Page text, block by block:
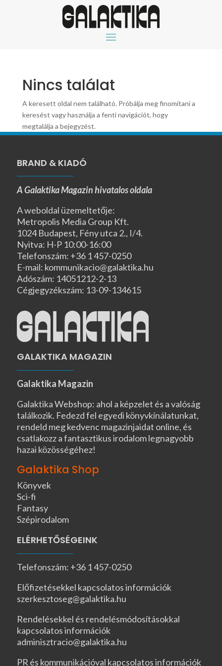
Nincs találat
A keresett oldal nem található. Próbálja meg finomítani a
keresést vagy használja a fenti navigációt, hogy
megtalálja a bejegyzést.
BRAND & KIADÓ
A Galaktika Magazin hivatalos oldala
A weboldal üzemeltetője:
Metropolis Media Group Kft.
1024 Budapest, Fény utca 2., I/4.
Nyitva: H-P 10:00-16:00
Telefonszám: +36 1 457-0250
E-mail: kommunikacio@galaktika.hu
Adószám: 14051212-2-13
Cégjegyzékszám: 13-09-134615
GALAKTIKA MAGAZIN
Galaktika Magazin
Galaktika Webshop: ahol a képzelet és a valóság
találkozik. Fedezd fel egyedi könyvkínálatunkat,
rendeld meg kedvenc magazinjaidat online, és
csatlakozz a fantasztikus irodalom legnagyobb
hazai közösségéhez!
Galaktika Shop
Könyvek
Sci-fi
Fantasy
Szépirodalom
ELÉRHETŐSÉGEINK
Telefonszám: +36 1 457-0250
Előfizetésekkel kapcsolatos információk
szerkesztoseg@galaktika.hu
Rendelésekkel és rendelésmódosításokkal
kapcsolatos információk
adminisztracio@galaktika.hu
PR és kommunikációval kapcsolatos információk